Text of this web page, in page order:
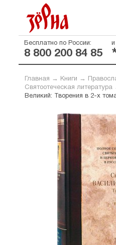
Бесплатно по России:
8 800 200 84 85
и
Главная → Книги →
Святоотеческая литература
Великий: Творения в 2-х